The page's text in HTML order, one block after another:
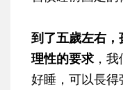
到了五歲左右
理性的要求 ，
好睡，可以長